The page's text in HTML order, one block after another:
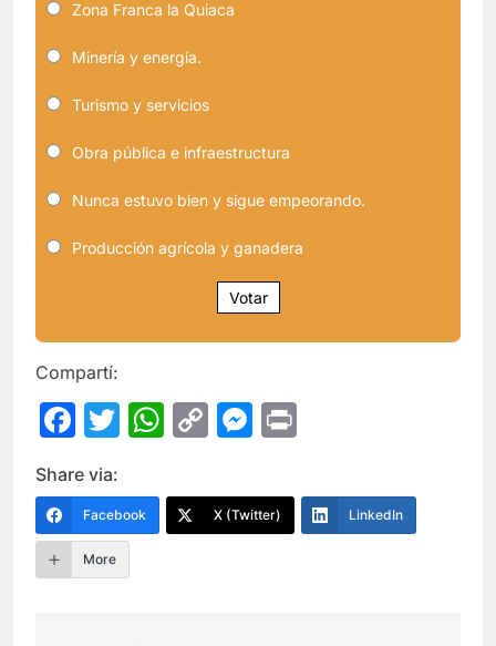
Zona Franca la Quiaca
Minería y energía.
Turismo y servicios
Obra pública e infraestructura
Nunca estuvo bien y sigue empeorando.
Producción agrícola y ganadera
Votar
Compartí:
Facebook
Twitter
WhatsApp
CopyMessenger
Share via:
Facebook X (Twitter) LinkedIn
More